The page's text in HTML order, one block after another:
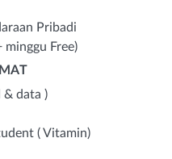
Pribadi
Free)
data )
( Vitamin)